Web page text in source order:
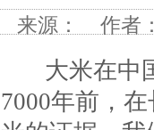
来源： 作者
大米在中国
7000年前，